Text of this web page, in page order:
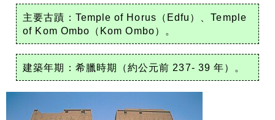
主要古蹟：Temple of Horus（Edfu）、Temple
of Kom Ombo（Kom Ombo）。
建築年期：希臘時期（約公元前 237- 39 年）。